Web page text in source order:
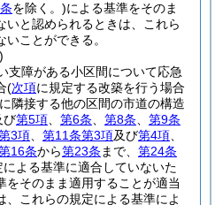
を除く。)による基準をそのま
いと認められるときは、これら
ことができる。
支障がある小区間について応急
(次項に規定する改築を行う場合
隣接する他の区間の市道の構造
び第5項 第6条 第8条
第9条
3項 第11条第3項及び第4項
16条から第23条 まで、 第24条
による基準に適合していないた
をそのまま適用することが適当
、これらの規定による基準によ